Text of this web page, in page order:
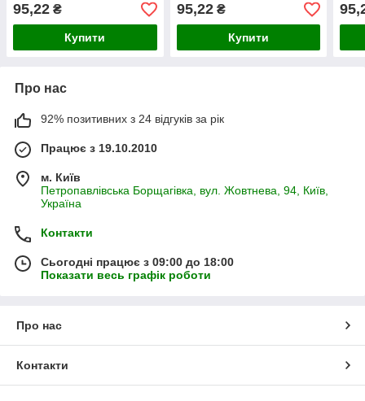
95,22 ₴
Купити
95,22₴
Купити
Про нас
92% позитивних з 24 відгуків за рік
Працює з 19.10.2010
м. Київ
Петропавлівська Борщагівка, вул. Жовтнева, 94, Київ,
Україна
Контакти
Сьогодні працює з 09:00 до 18:00
Показати весь графік роботи
Про нас
Контакти